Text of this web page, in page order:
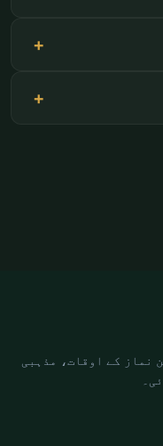
نماز کے اوقات، مذہبی